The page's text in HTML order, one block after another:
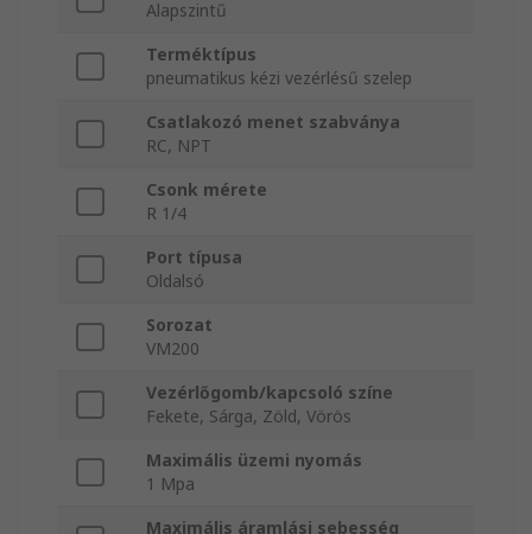
Alapszintű
Terméktípus
pneumatikus kézi vezérlésű szelep
Csatlakozó menet szabványa
RC, NPT
Csonk mérete
R 1/4
Port típusa
Oldalsó
Sorozat
VM200
Vezérlőgomb/kapcsoló színe
Fekete, Sárga, Zöld, Vörös
Maximális üzemi nyomás
1 Mpa
Maximális áramlási sebesség